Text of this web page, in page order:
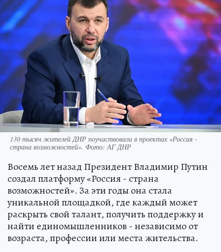
130 тысяч жителей ДНР поучаствовали в проектах «Россия -
страна возможностей». Фото: АГ ДНР
Восемь лет назад Президент Владимир Путин
создал платформу «Россия - страна
возможностей». За эти годы она стала
уникальной площадкой, где каждый может
раскрыть свой талант, получить поддержку и
найти единомышленников - независимо от
возраста, профессии или места жительства.